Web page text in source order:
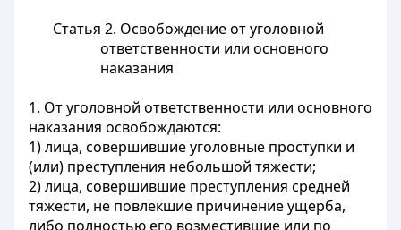
Статья 2. Освобождение от уголовной
ответственности или основного
наказания
1. От уголовной ответственности или основного
наказания освобождаются:
1) лица, совершившие уголовные проступки и
(или) преступления небольшой тяжести;
2) лица, совершившие преступления средней
тяжести, не повлекшие причинение ущерба,
либо полностью его возместившие или по